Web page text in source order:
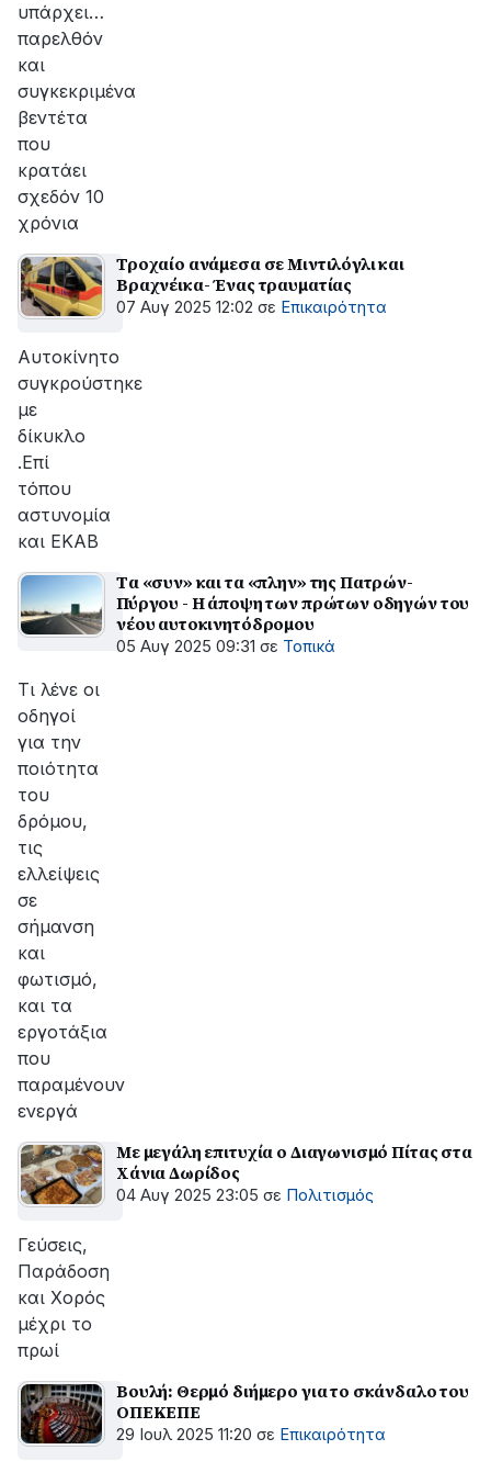
υπάρχει…
παρελθόν
και
συγκεκριμένα
βεντέτα
που
κρατάει
σχεδόν 10
χρόνια
Τροχαίο ανάμεσα σε Μιντιλόγλι και
Βραχνέικα- Ένας τραυματίας
07 Αυγ 2025 12:02 σε Επικαιρότητα
Αυτοκίνητο
συγκρούστηκε
με
δίκυκλο
.Επί
τόπου
αστυνομία
και ΕΚΑΒ
Tα «συν» και τα «πλην» της Πατρών-
Πύργου - Η άποψη των πρώτων οδηγών του
νέου αυτοκινητόδρομου
05 Αυγ 2025 09:31 σε Τοπικά
Τι λένε οι
οδηγοί
για την
ποιότητα
του
δρόμου,
τις
ελλείψεις
σε
σήμανση
και
φωτισμό,
και τα
εργοτάξια
που
παραμένουν
ενεργά
Με μεγάλη επιτυχία ο Διαγωνισμό Πίτας στα
Χάνια Δωρίδος
04 Αυγ 2025 23:05 σε Πολιτισμός
Γεύσεις,
Παράδοση
και Χορός
μέχρι το
πρωί
Βουλή: Θερμό διήμερο για το σκάνδαλο του
ΟΠΕΚΕΠΕ
29 Ιουλ 2025 11:20 σε Επικαιρότητα